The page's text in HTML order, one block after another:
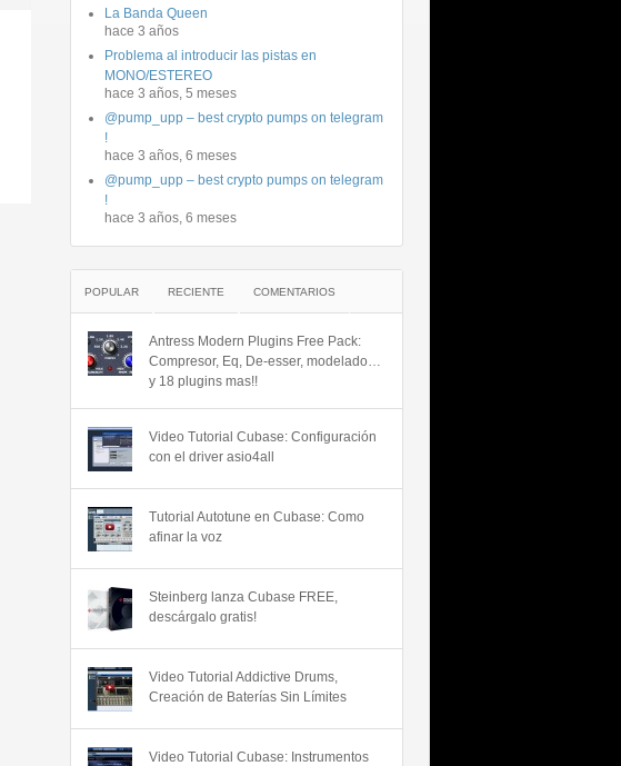
La Banda Queen
hace 3 años
Problema al introducir las pistas en
MONO/ESTEREO
hace 3 años, 5 meses
@pump_upp – best crypto pumps on telegram
!
hace 3 años, 6 meses
@pump_upp – best crypto pumps on telegram
!
hace 3 años, 6 meses
POPULAR RECIENTE COMENTARIOS
Antress Modern Plugins Free Pack:
Compresor, Eq, De-esser, modelado…
y 18 plugins mas!!
Video Tutorial Cubase: Configuración
con el driver asio4all
Tutorial Autotune en Cubase: Como
afinar la voz
Steinberg lanza Cubase FREE,
descárgalo gratis!
Video Tutorial Addictive Drums,
Creación de Baterías Sin Límites
Video Tutorial Cubase: Instrumentos